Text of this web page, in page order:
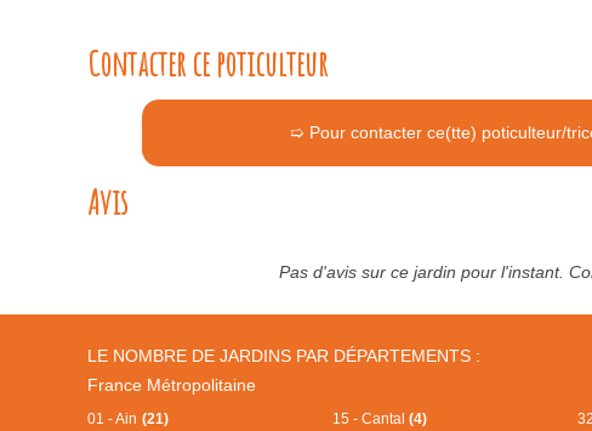
Contacter ce poticulteur
➯ Pour contacter ce(tte) poticulteur/
Avis
Pas d'avis sur ce jardin pour l'instant.
LE NOMBRE DE JARDINS PAR DÉPARTEMENTS :
France Métropolitaine
01 - Ain (21)
15 - Cantal (4)